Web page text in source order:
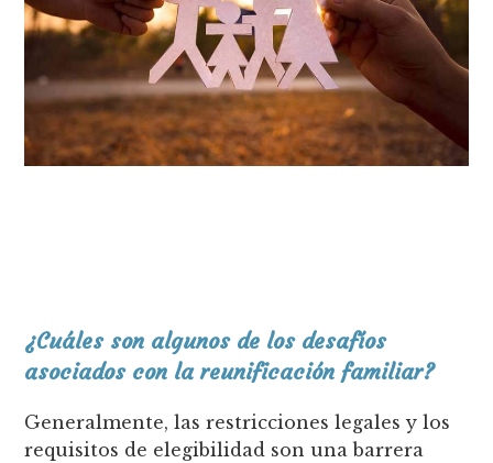
¿Cuáles son algunos de los desafíos
asociados con la reunificación familiar?
Generalmente, las restricciones legales y los
requisitos de elegibilidad son una barrera